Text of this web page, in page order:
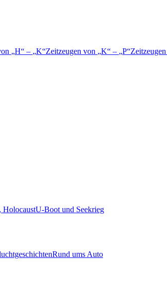
H – K Zeitzeugen von K – P
HolocaustU-Boot und Seekrieg
Rund ums Auto